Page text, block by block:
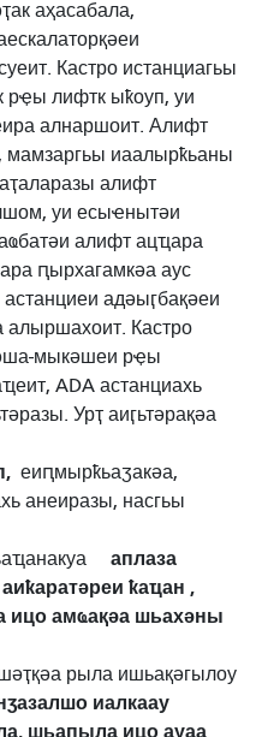
аҳасабала,
Кастро истанциагьы
рҿы лифтк ыҟоуп, уи
алнаршоит. Алифт
мамзаргьы иаалырҟьаны
алифт
уи есыҽнытәи
алифт ацҵара
ԥырхагамкәа аус
адәыӷбақәеи
алыршахоит. Кастро
мыкәшеи рҿы
ADA астанциахь
Урҭ аиӷьтәрақәа
еиԥмырҟьаӡакәа,
анеиразы, насгьы
аплаза
ҟаҵан ,
ицо амҩақәа шьахәны
рыла ишьақәгылоу
иалкаау
шьапыла ицо ауаа